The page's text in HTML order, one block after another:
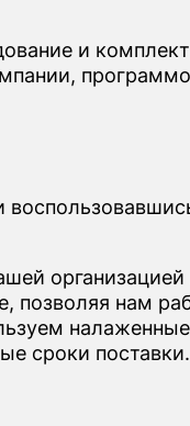
и
позволяя нам
налаженные
сроки поставки.